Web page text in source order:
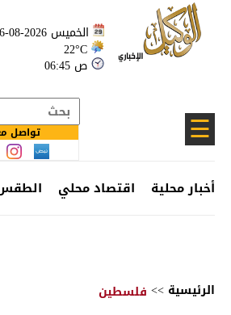
الخميس 2026-08-06
22°C
06:45 ص
☰ تواصل
أخبار محلية اقتصاد محلي
الرئيسية >> فلسطين